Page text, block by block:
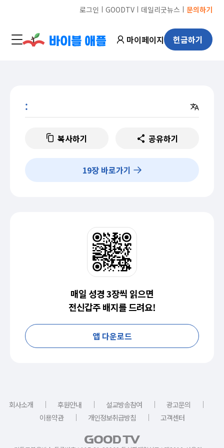
로그인 ㅣ GOODTVㅣ 데일리굿뉴스 ㅣ 문의하기
마이페이지 헌금하기
:
복사하기 공유하기
19장 바로가기
매일 성경 3장씩 읽으면
전신갑주 배지를 드려요!
앱 다운로드
회사소개 ｜ 후원안내 ｜ 설교방송참여 ｜ 광고문의
｜
이용약관
｜ 개인정보취급방침 ｜ 고객센터